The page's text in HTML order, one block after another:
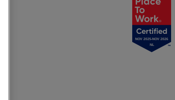
NOV 2025-NOV 2026
NL